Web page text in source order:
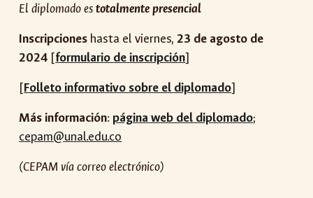
El diplomado estotalmente presencial
Inscripciones hasta el viernes, 23 de agosto de
2024 [formulario de inscripción]
[Folleto informativo sobre el diplomado]
Más información: página web del diplomado;
cepam@unal.edu.co
(CEPAM vía correo electrónico)